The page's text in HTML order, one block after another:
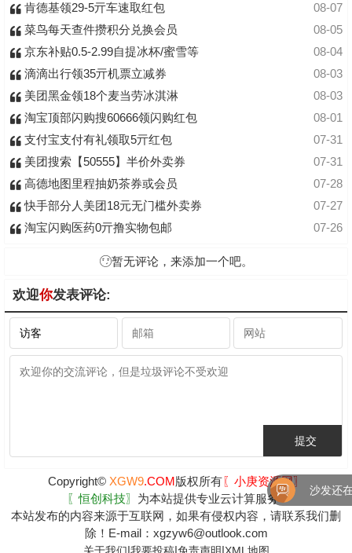
08-07
肯德基领29-5亓车速取红包
08-05
菜鸟每天查件攒积分兑换会员
08-04
京东补贴0.5-2.99自提冰杯/蜜雪等
08-03
滴滴出行领35亓机票立减券
08-03
美团黑金领18个麦当劳冰淇淋
08-01
淘宝顶部闪购搜60666领闪购红包
07-31
支付宝支付有礼领取5亓红包
07-31
美团搜索【50555】半价外卖券
07-28
高德地图里程抽奶茶券或会员
07-27
快手部分人美团18元无门槛外卖券
07-26
淘宝闪购医药0亓撸实物包邮
暂无评论，来添加一个吧。
欢迎你发表评论:
Copyright© XGW9.COM版权所有〖小庚资源网〗
〖恒创科技〗 为本站提供专业云计算服务
本站发布的内容来源于互联网，如果有侵权内容，请联系我们删
除！E-mail：xgzyw6@outlook.com
沙发还在